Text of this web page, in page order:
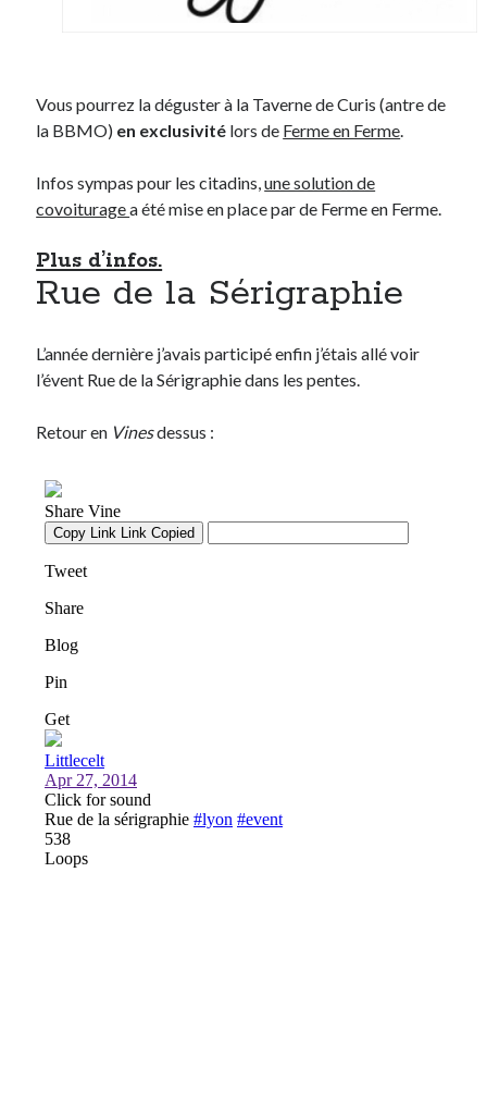
Vous pourrez la déguster à la Taverne de Curis (antre de
la BBMO) en exclusivité lors de Ferme en Ferme
Infos sympas pour les citadins,une solution de
covoituragea été mise en place par de Ferme en Ferme.
Plus d’infos.
Rue de la Sérigraphie
L’année dernière j’avais participé enfin j’étais allé voir
l’évent Rue de la Sérigraphie dans les pentes.
Retour en Vinesdessus :